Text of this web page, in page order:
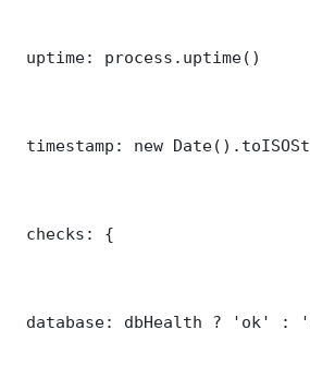
uptime: process.uptime()
timestamp: new
checks: {
database: dbHealth ? 'ok' :